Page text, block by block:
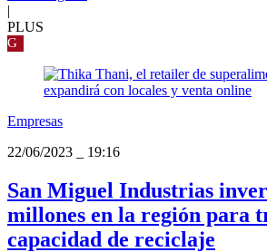
|
PLUS
G
Empresas
22/06/2023
19:16
San Miguel Industrias
millones en la región para
capacidad de reciclaje